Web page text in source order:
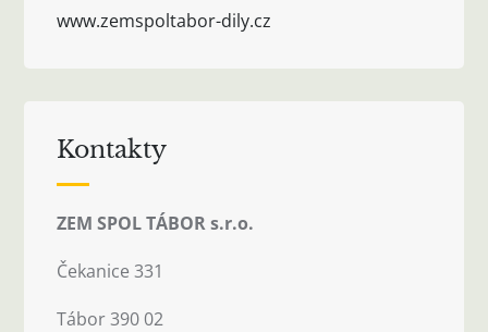
www.zemspoltabor-dily.cz
Kontakty
ZEM SPOL TÁBOR s.r.o.
Čekanice 331
Tábor 390 02